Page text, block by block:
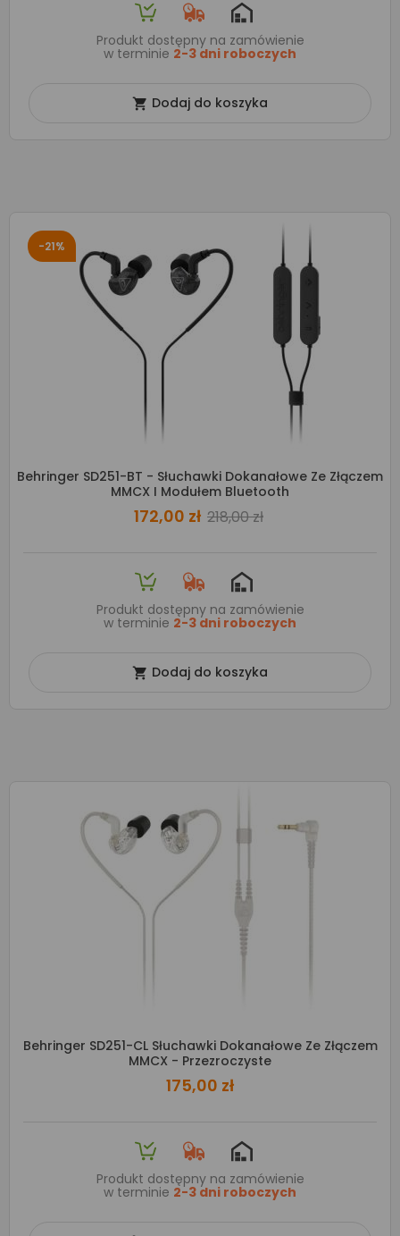
Produkt dostępny na zamówienie
w terminie 2-3 dni roboczych
 Dodaj do koszyka
-21%
Behringer SD251-BT - Słuchawki Dokanałowe Ze Złączem
MMCX I Modułem Bluetooth
172,00 zł 218,00 zł
Produkt dostępny na zamówienie
w terminie 2-3 dni roboczych
 Dodaj do koszyka
Behringer SD251-CL Słuchawki Dokanałowe Ze Złączem
MMCX - Przezroczyste
175,00 zł
Produkt dostępny na zamówienie
w terminie 2-3 dni roboczych